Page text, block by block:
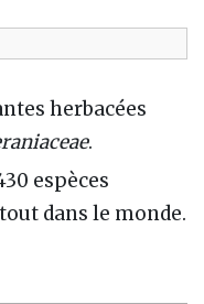
herbacées
.
espèces
dans le monde.